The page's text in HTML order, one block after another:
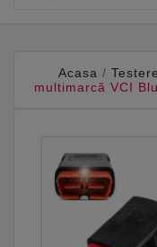
Acasa
multimarcă VCI